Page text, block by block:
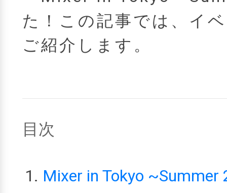
た！この記事では、イ
ご紹介します。
目次
Mixer in Tokyo